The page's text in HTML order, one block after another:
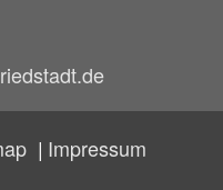
Impressum